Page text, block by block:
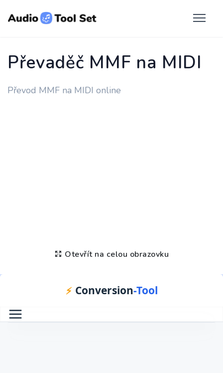
Převaděč MMF na MIDI
Převod MMF na MIDI online
Otevřít na celou obrazovku